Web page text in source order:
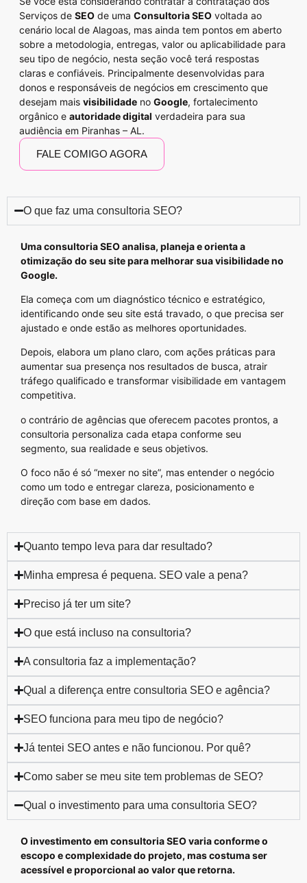
Serviços de SEO de uma Consultoria SEO voltada ao
cenário local de Alagoas, mas ainda tem pontos em aberto
sobre a metodologia, entregas, valor ou aplicabilidade para
seu tipo de negócio, nesta seção você terá respostas
claras e confiáveis. Principalmente desenvolvidas para
donos e responsáveis de negócios em crescimento que
desejam mais visibilidade no Google, fortalecimento
orgânico e autoridade digital verdadeira para sua
audiência em Piranhas – AL.
FALE COMIGO AGORA
O que faz uma consultoria SEO?
Uma consultoria SEO analisa, planeja e orienta a
otimização do seu site para melhorar sua visibilidade no
Google.
Ela começa com um diagnóstico técnico e estratégico,
identificando onde seu site está travado, o que precisa ser
ajustado e onde estão as melhores oportunidades.
Depois, elabora um plano claro, com ações práticas para
aumentar sua presença nos resultados de busca, atrair
tráfego qualificado e transformar visibilidade em vantagem
competitiva.
o contrário de agências que oferecem pacotes prontos, a
consultoria personaliza cada etapa conforme seu
segmento, sua realidade e seus objetivos.
O foco não é só “mexer no site”, mas entender o negócio
como um todo e entregar clareza, posicionamento e
direção com base em dados.
Quanto tempo leva para dar resultado?
Minha empresa é pequena. SEO vale a pena?
Preciso já ter um site?
O que está incluso na consultoria?
A consultoria faz a implementação?
Qual a diferença entre consultoria SEO e agência?
SEO funciona para meu tipo de negócio?
Já tentei SEO antes e não funcionou. Por quê?
Como saber se meu site tem problemas de SEO?
Qual o investimento para uma consultoria SEO?
O investimento em consultoria SEO varia conforme o
escopo e complexidade do projeto, mas costuma ser
acessível e proporcional ao valor que retorna.